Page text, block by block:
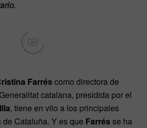
Ad
Farrés como directora de
catalana, presidida por el
, tiene en vilo a los principales
Cataluña. Y es que Farrés se ha